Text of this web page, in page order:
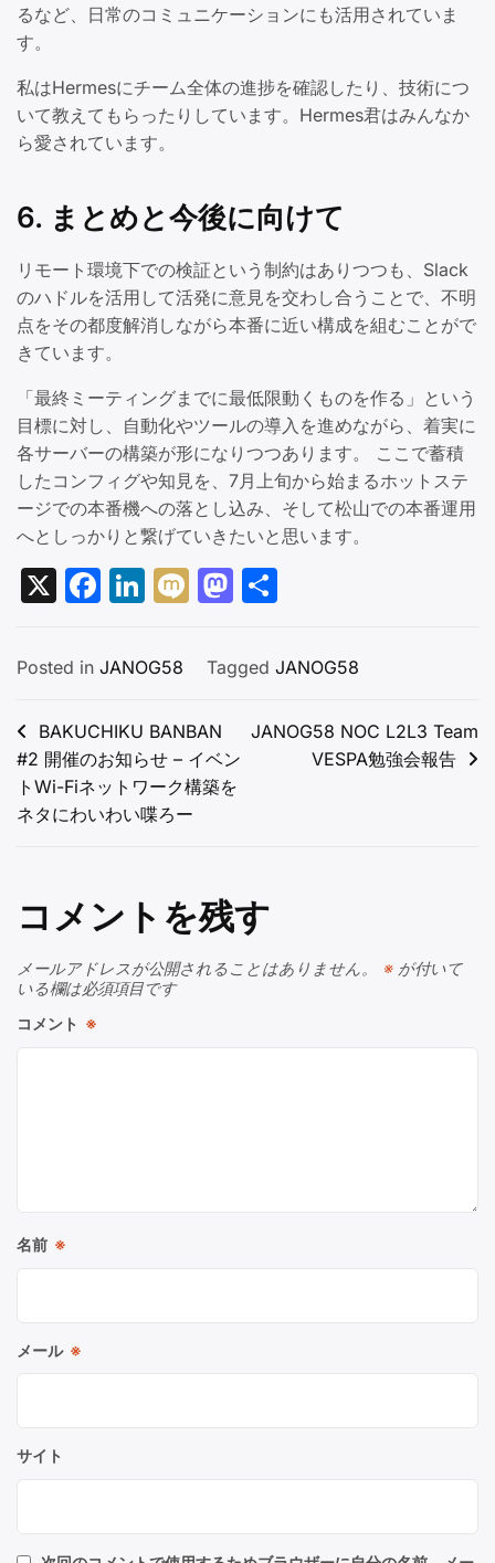
るなど、日常のコミュニケーションにも活用されていま
す。
私はHermesにチーム全体の進捗を確認したり、技術につ
いて教えてもらったりしています。Hermes君はみんなか
ら愛されています。
6. まとめと今後に向けて
リモート環境下での検証という制約はありつつも、Slack
のハドルを活用して活発に意見を交わし合うことで、不明
点をその都度解消しながら本番に近い構成を組むことがで
きています。
「最終ミーティングまでに最低限動くものを作る」という
目標に対し、自動化やツールの導入を進めながら、着実に
各サーバーの構築が形になりつつあります。 ここで蓄積
したコンフィグや知見を、7月上旬から始まるホットステ
ージでの本番機への落とし込み、そして松山での本番運用
へとしっかりと繋げていきたいと思います。
X Facebook
LinkedIn
MixiMastodon
Posted in JANOG58 Tagged JANOG58
投
稿
ナ
ー
ョ
ン
BAKUCHIKU BANBAN
#2 開催のお知らせ – イベン
トWi-Fiネットワーク構築を
ネタにわいわい喋ろー
JANOG58 NOC L2L3 Team
VESPA勉強会報告
コメントを残す
メールアドレスが公開されることはありません。 ※ が付いて
いる欄は必須項目です
コメント ※
名前 ※
メール ※
サイト